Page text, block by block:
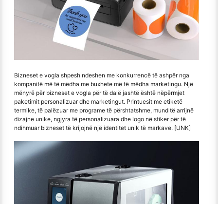
Bizneset e vogla shpesh ndeshen me konkurrencë të ashpër nga
kompanitë më të mëdha me buxhete më të mëdha marketingu. Një
mënyrë për bizneset e vogla për të dalë jashtë është nëpërmjet
paketimit personalizuar dhe marketingut. Printuesit me etiketë
termike, të palëzuar me programe të përshtatshme, mund të arrijnë
dizajne unike, ngjyra të personalizuara dhe logo në stiker për të
ndihmuar bizneset të krijojnë një identitet unik të markave. [UNK]